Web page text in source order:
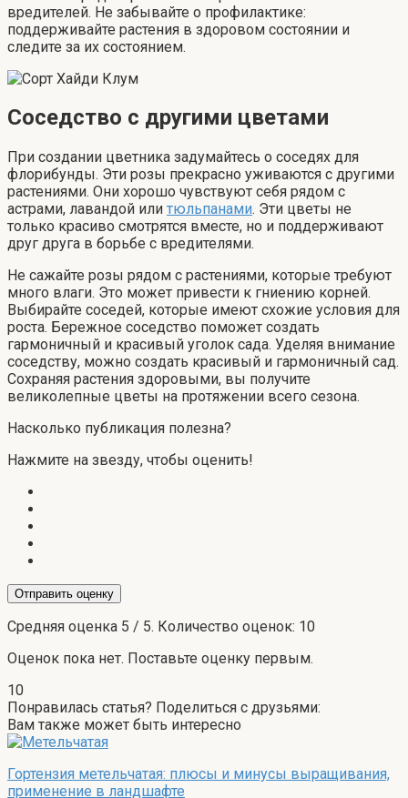
вредителей. Не забывайте о профилактике:
поддерживайте растения в здоровом состоянии и
следите за их состоянием.
Соседство с другими цветами
При создании цветника задумайтесь о соседях для
флорибунды. Эти розы прекрасно уживаются с другими
растениями. Они хорошо чувствуют себя рядом с
астрами, лавандой или тюльпанами. Эти цветы не
только красиво смотрятся вместе, но и поддерживают
друг друга в борьбе с вредителями.
Не сажайте розы рядом с растениями, которые требуют
много влаги. Это может привести к гниению корней.
Выбирайте соседей, которые имеют схожие условия для
роста. Бережное соседство поможет создать
гармоничный и красивый уголок сада. Уделяя внимание
соседству, можно создать красивый и гармоничный сад.
Сохраняя растения здоровыми, вы получите
великолепные цветы на протяжении всего сезона.
Насколько публикация полезна?
Нажмите на звезду, чтобы оценить!
Отправить оценку
Средняя оценка 5 / 5. Количество оценок: 10
Оценок пока нет. Поставьте оценку первым.
10
Понравилась статья? Поделиться с друзьями:
Вам также может быть интересно
Гортензия метельчатая: плюсы и минусы выращивания,
применение в ландшафте